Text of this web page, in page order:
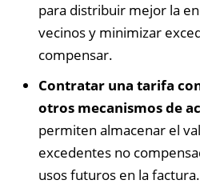
para distribuir mejor la
vecinos y minimizar
compensar.
Contratar una tarifa
otros mecanismos de
permiten almacenar el
excedentes no
usos futuros en la factura.